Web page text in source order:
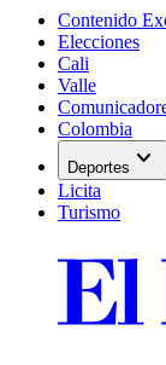
Contenido
Elecciones
Cali
Valle
Colombia
Deportes expand_more
Licita
Turismo